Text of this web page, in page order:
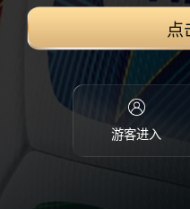
点
游客进入